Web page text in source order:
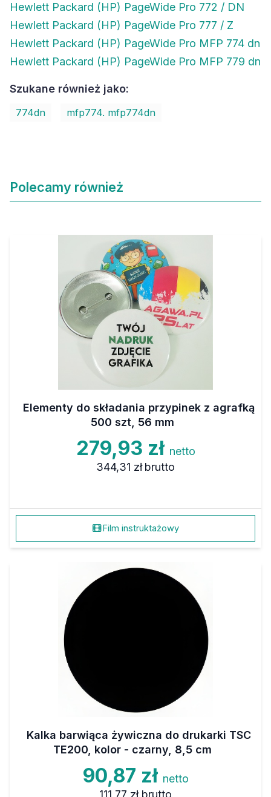
Hewlett Packard (HP) PageWide Pro 772 / DN
Hewlett Packard (HP) PageWide Pro 777 / Z
Hewlett Packard (HP) PageWide Pro MFP 774 dn
Hewlett Packard (HP) PageWide Pro MFP 779 dn
Szukane również jako:
774dn mfp774. mfp774dn
Polecamy również
Elementy do składania przypinek z agrafką
500 szt, 56 mm
279,93 zł netto
344,31 zł brutto
Film instruktażowy
Kalka barwiąca żywiczna do drukarki TSC
TE200, kolor - czarny, 8,5 cm
90,87 zł netto
111,77 zł brutto